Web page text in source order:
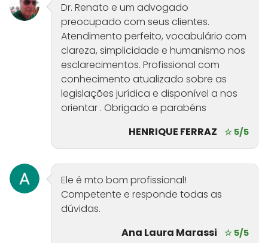
Dr. Renato e um advogado
preocupado com seus clientes.
Atendimento perfeito, vocabulário com
clareza, simplicidade e humanismo nos
esclarecimentos. Profissional com
conhecimento atualizado sobre as
legislações jurídica e disponível a nos
orientar . Obrigado e parabéns
HENRIQUE FERRAZ
☆ 5/5
Ele é mto bom profissional!
Competente e responde todas as
dúvidas.
Ana Laura Marassi
☆ 5/5